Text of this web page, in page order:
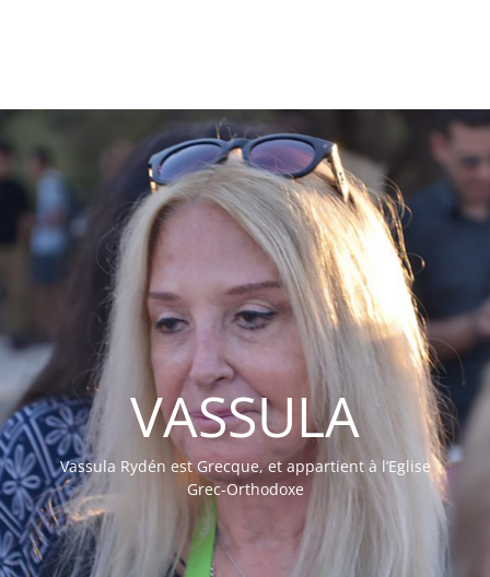
VASSULA
Vassula Rydén est Grecque, et appartient à l’Eglise
Grec-Orthodoxe